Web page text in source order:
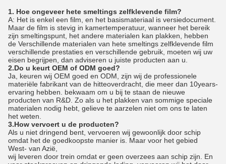
1. Hoe ongeveer hete smeltings zelfklevende film?
A: Het is enkel een film, en het basismateriaal is versiedocument.
Maar de film is stevig in kamertemperatuur, wanneer het bereik
zijn smeltingspunt, het andere materialen kan plakken, hebben
de Verschillende materialen van hete smeltings zelfklevende film
verschillende prestaties en verschillende gebruik, moeten wij uw
eisen begrijpen, dan adviseren u juiste producten aan u.
2.Do u keurt OEM of ODM goed?
Ja, keuren wij OEM goed en ODM, zijn wij de professionele
materiële fabrikant van de hitteoverdracht, die meer dan 10years-
ervaring hebben. bekwaam om u bij te staan de nieuwe
producten van R&D. Zo als u het plakken van sommige speciale
materialen nodig hebt, gelieve te aarzelen niet om ons te laten
het weten.
3.How vervoert u de producten?
Als u niet dringend bent, vervoeren wij gewoonlijk door schip
omdat het de goedkoopste manier is. Maar voor het gebied
West- van Azië,
wij leveren door trein omdat er geen overzees aan schip zijn. En